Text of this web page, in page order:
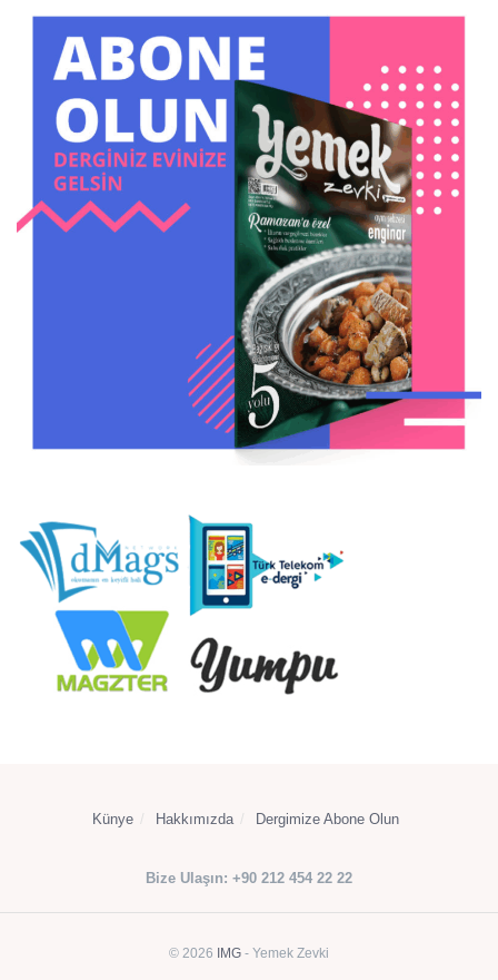
Künye Hakkımızda Dergimize Abone Olun
Bize Ulaşın: +90 212 454 22 22
© 2026 IMG - Yemek Zevki